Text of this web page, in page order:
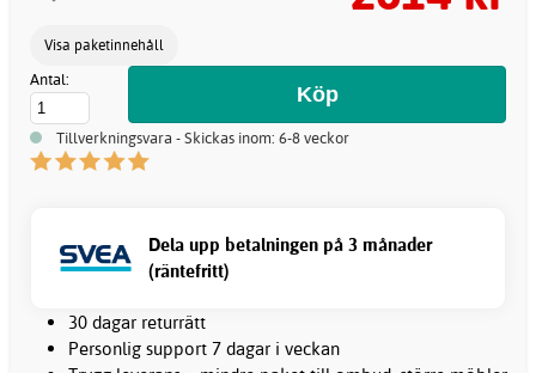
Visa paketinnehåll
Antal:
Tillverkningsvara - Skickas inom: 6-8 veckor
Dela upp betalningen på 3 månader
(räntefritt)
30 dagar returrätt
Personlig support 7 dagar i veckan